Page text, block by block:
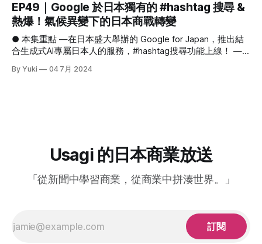
EP49｜Google 於日本獨有的 #hashtag 搜尋 &
熱爆！氣候異變下的日本商戰轉變
● 本集重點 —在日本盛大舉辦的 Google for Japan，推出結
合生成式AI專屬日本人的服務，#hashtag搜尋功能上線！ —
企業的銷售策略 —航空業開始使用 SAF (Sustainable Aviation
示了結合生成式 AI 推出的新功能，包括「#hashtag 搜尋」和
「精細至分鐘的天氣預測」。可以說日本是繼歐美市場之後，
By Yuki 04 7月 2024
Usagi 的日本商業放送
「從新聞中學習商業，從商業中拼湊世界。」
訂閱